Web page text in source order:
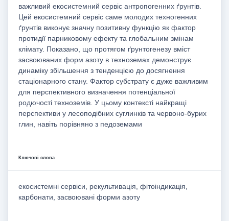
важливий екосистемний сервіс антропогенних ґрунтів.
Цей екосистемний сервіс саме молодих техногенних
ґрунтів виконує значну позитивну функцію як фактор
протидії парниковому ефекту та глобальним змінам
клімату. Показано, що протягом ґрунтогенезу вміст
засвоюваних форм азоту в техноземах демонструє
динаміку збільшення з тенденцією до досягнення
стаціонарного стану. Фактор субстрату є дуже важливим
для перспективного визначення потенціальної
родючості техноземів. У цьому контексті найкращі
перспективи у лесоподібних суглинків та червоно-бурих
глин, навіть порівняно з педоземами
Ключові слова
екосистемні сервіси, рекультивація, фітоіндикація,
карбонати, засвоювані форми азоту